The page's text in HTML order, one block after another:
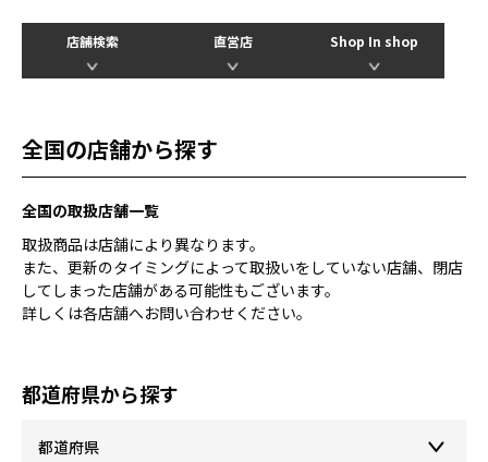
店舗検索 直営店 Shop In shop
全国の店舗から探す
全国の取扱店舗一覧
取扱商品は店舗により異なります。
また、更新のタイミングによって取扱いをしていない店舗、閉店
してしまった店舗がある可能性もございます。
詳しくは各店舗へお問い合わせください。
都道府県から探す